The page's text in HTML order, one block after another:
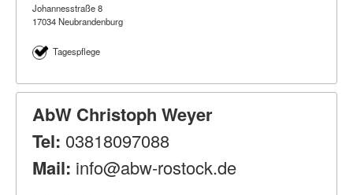
Johannesstraße 8
17034 Neubrandenburg
Tagespflege
AbW Christoph Weyer
Tel: 03818097088
Mail: info@abw-rostock.de